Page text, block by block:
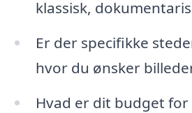
klassisk,
Er der specifikke
hvor du ønsker
Hvad er dit budget for